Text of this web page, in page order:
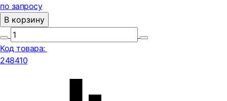
по запросу
В корзину
Код товара:
248410